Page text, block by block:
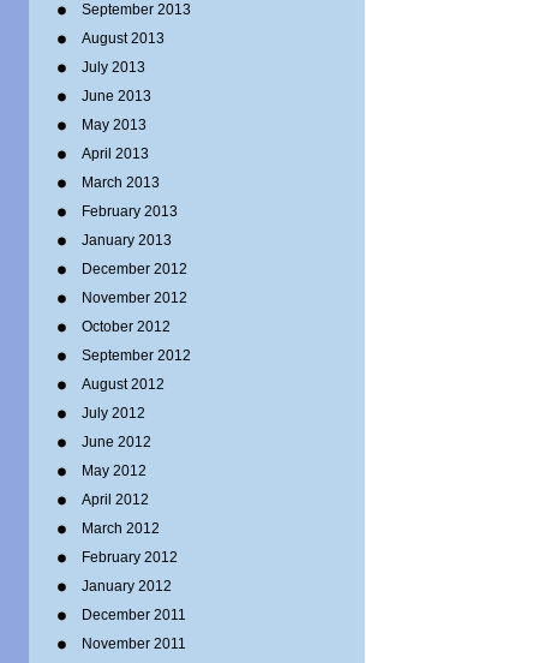
September 2013
August 2013
July 2013
June 2013
May 2013
April 2013
March 2013
February 2013
January 2013
December 2012
November 2012
October 2012
September 2012
August 2012
July 2012
June 2012
May 2012
April 2012
March 2012
February 2012
January 2012
December 2011
November 2011